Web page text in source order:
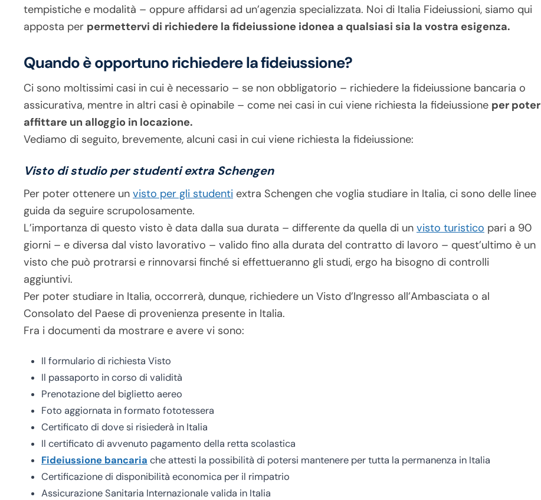
tempistiche e modalità – oppure affidarsi ad un’agenzia specializzata. Noi di Italia Fideiussioni, siamo qui
apposta per permettervi di richiedere la fideiussione idonea a qualsiasi sia la vostra esigenza.
Quando è opportuno richiedere la fideiussione?
Ci sono moltissimi casi in cui è necessario – se non obbligatorio – richiedere la fideiussione bancaria o
assicurativa, mentre in altri casi è opinabile – come nei casi in cui viene richiesta la fideiussione per poter
affittare un alloggio in locazione.
Vediamo di seguito, brevemente, alcuni casi in cui viene richiesta la fideiussione:
Visto di studio per studenti extra Schengen
Per poter ottenere un visto per gli studenti extra Schengen che voglia studiare in Italia, ci sono delle linee
guida da seguire scrupolosamente.
L’importanza di questo visto è data dalla sua durata – differente da quella di un visto turistico pari a 90
giorni – e diversa dal visto lavorativo – valido fino alla durata del contratto di lavoro – quest’ultimo è un
visto che può protrarsi e rinnovarsi finché si effettueranno gli studi, ergo ha bisogno di controlli
aggiuntivi.
Per poter studiare in Italia, occorrerà, dunque, richiedere un Visto d’Ingresso all’Ambasciata o al
Consolato del Paese di provenienza presente in Italia.
Fra i documenti da mostrare e avere vi sono:
Il formulario di richiesta Visto
Il passaporto in corso di validità
Prenotazione del biglietto aereo
Foto aggiornata in formato fototessera
Certificato di dove si risiederà in Italia
Il certificato di avvenuto pagamento della retta scolastica
Fideiussione bancaria che attesti la possibilità di potersi mantenere per tutta la permanenza in Italia
Certificazione di disponibilità economica per il rimpatrio
Assicurazione Sanitaria Internazionale valida in Italia